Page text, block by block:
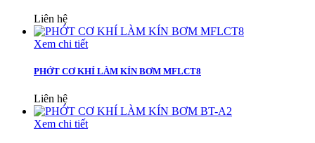
Liên hệ
Xem chi tiết
PHỚT CƠ KHÍ LÀM KÍN BƠM MFLCT8
Liên hệ
Xem chi tiết